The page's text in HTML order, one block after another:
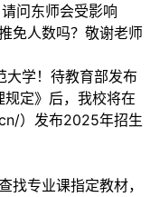
问东师会受影响
免人数吗？敬谢老师
大学！待教育部发布
规定》后，我校将在
）发布2025年招生
找专业课指定教材，